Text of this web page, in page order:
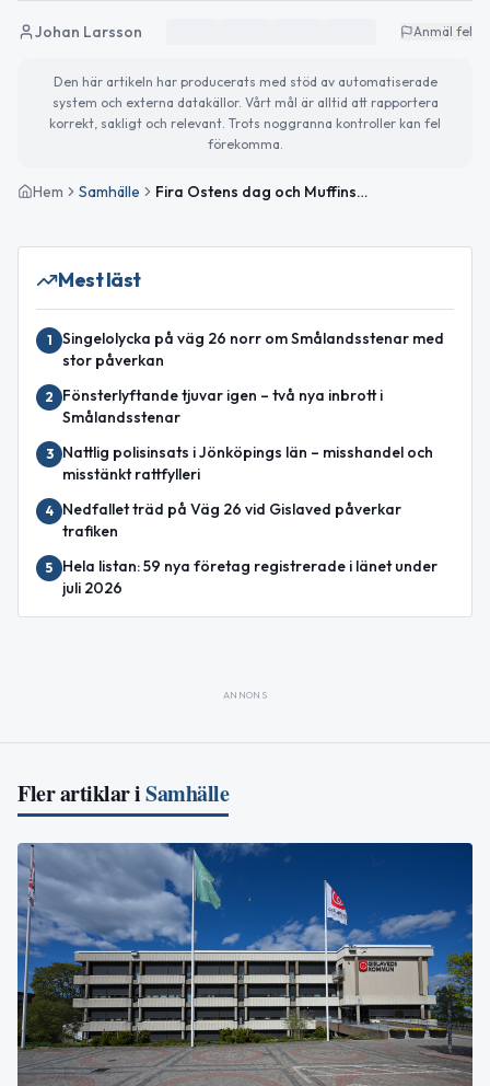
Johan Larsson Anmäl fel
Den här artikeln har producerats med stöd av automatiserade
system och externa datakällor. Vårt mål är alltid att rapportera
korrekt, sakligt och relevant. Trots noggranna kontroller kan fel
förekomma.
Hem Samhälle Fira Ostens dag och Muffinsdagen – soligt och klart väder väntar
Mest läst
1
Singelolycka på väg 26 norr om Smålandsstenar med
stor påverkan
2
Fönsterlyftande tjuvar igen – två nya inbrott i
Smålandsstenar
3
Nattlig polisinsats i Jönköpings län – misshandel och
misstänkt rattfylleri
4
Nedfallet träd på Väg 26 vid Gislaved påverkar
trafiken
5
Hela listan: 59 nya företag registrerade i länet under
juli 2026
ANNONS
Fler artiklar iSamhälle